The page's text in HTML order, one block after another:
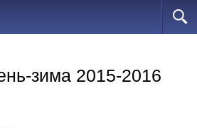
зима 2015-2016